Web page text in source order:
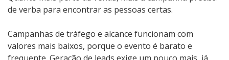
de verba para encontrar as pessoas certas.
Campanhas de tráfego e alcance funcionam com
valores mais baixos, porque o evento é barato e